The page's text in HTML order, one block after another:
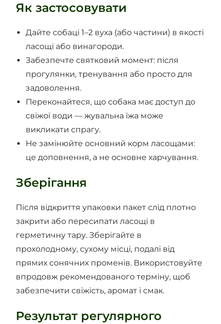
Як застосовувати
Дайте собаці 1–2 вуха (або частини) в якості
ласощі або винагороди.
Забезпечте святковий момент: після
прогулянки, тренування або просто для
задоволення.
Переконайтеся, що собака має доступ до
свіжої води — жувальна їжа може
викликати спрагу.
Не замінюйте основний корм ласощами:
це доповнення, а не основне харчування.
Зберігання
Після відкриття упаковки пакет слід плотно
закрити або пересипати ласощі в
герметичну тару. Зберігайте в
прохолодному, сухому місці, подалі від
прямих сонячних променів. Використовуйте
впродовж рекомендованого терміну, щоб
забезпечити свіжість, аромат і смак.
Результат регулярного